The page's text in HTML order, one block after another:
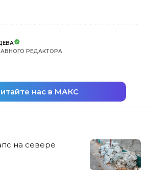
РЕДАКТОРА
нас в МАКС
на севере